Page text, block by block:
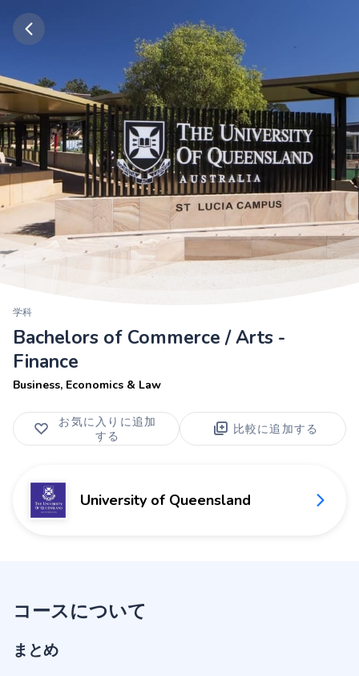
学科
Bachelors of Commerce / Arts -
Finance
Business, Economics & Law
お気に入りに追加
する
比較に追加する
University of Queensland
コースについて
まとめ